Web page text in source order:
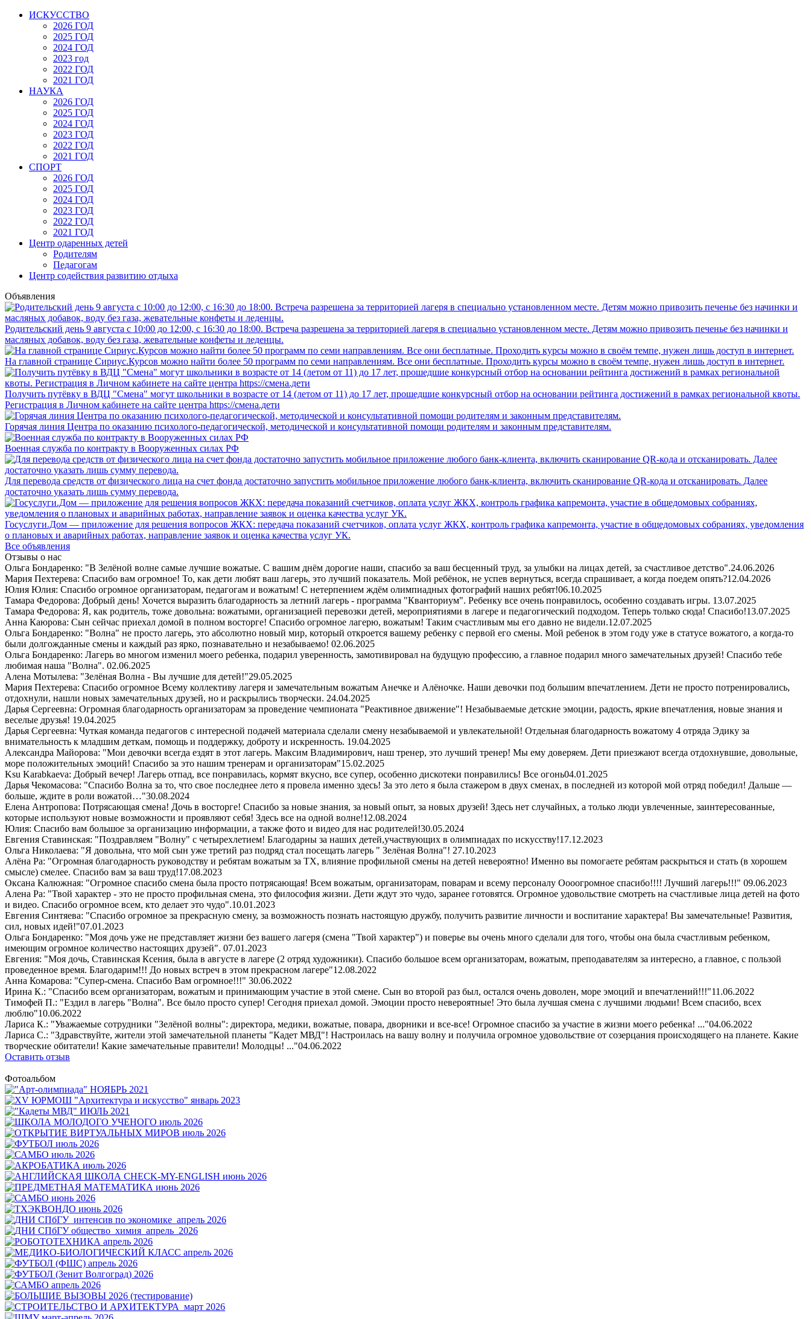
ИСКУССТВО
2026 ГОД
2025 ГОД
2024 ГОД
2023 год
2022 ГОД
2021 ГОД
НАУКА
2026 ГОД
2025 ГОД
2024 ГОД
2023 ГОД
2022 ГОД
2021 ГОД
СПОРТ
2026 ГОД
2025 ГОД
2024 ГОД
2023 ГОД
2022 ГОД
2021 ГОД
Центр одаренных детей
Родителям
Педагогам
Центр содействия развитию отдыха
Объявления
Родительский день 9 августа с 10:00 до 12:00, с 16:30 до 18:00. Встреча разрешена за территорией лагеря в специально установленном месте. Детям можно привозить печенье без начинки и
масляных добавок, воду без газа, жевательные конфеты и леденцы.
На главной странице Сириус.Курсов можно найти более 50 программ по семи направлениям. Все они бесплатные. Проходить курсы можно в своём темпе, нужен лишь доступ в интернет.
Получить путёвку в ВДЦ "Смена" могут школьники в возрасте от 14 (летом от 11) до 17 лет, прошедшие конкурсный отбор на основании рейтинга достижений в рамках региональной квоты.
Регистрация в Личном кабинете на сайте центра https://смена.дети
Горячая линия Центра по оказанию психолого-педагогической, методической и консультативной помощи родителям и законным представителям.
Военная служба по контракту в Вооруженных силах РФ
Для перевода средств от физического лица на счет фонда достаточно запустить мобильное приложение любого банк-клиента, включить сканирование QR-кода и отсканировать. Далее
достаточно указать лишь сумму перевода.
Госуслуги.Дом — приложение для решения вопросов ЖКХ: передача показаний счетчиков, оплата услуг ЖКХ, контроль графика капремонта, участие в общедомовых собраниях, уведомления
о плановых и аварийных работах, направление заявок и оценка качества услуг УК.
Все объявления
Отзывы о нас
Ольга Бондаренко: "В Зелёной волне самые лучшие вожатые. С вашим днём дорогие наши, спасибо за ваш бесценный труд, за улыбки на лицах детей, за счастливое детство".24.06.2026
Мария Пехтерева: Спасибо вам огромное! То, как дети любят ваш лагерь, это лучший показатель. Мой ребёнок, не успев вернуться, всегда спрашивает, а когда поедем опять?12.04.2026
Юлия Юлия: Спасибо огромное организаторам, педагогам и вожатым! С нетерпением ждём олимпиадных фотографий наших ребят!06.10.2025
Тамара Федорова: Добрый день! Хочется выразить благодарность за летний лагерь - программа "Кванториум". Ребенку все очень понравилось, особенно создавать игры. 13.07.2025
Тамара Федорова: Я, как родитель, тоже довольна: вожатыми, организацией перевозки детей, мероприятиями в лагере и педагогический подходом. Теперь только сюда! Спасибо!13.07.2025
Анна Каюрова: Сын сейчас приехал домой в полном восторге! Спасибо огромное лагерю, вожатым! Таким счастливым мы его давно не видели.12.07.2025
Ольга Бондаренко: "Волна" не просто лагерь, это абсолютно новый мир, который откроется вашему ребенку с первой его смены. Мой ребенок в этом году уже в статусе вожатого, а когда-то
были долгожданные смены и каждый раз ярко, познавательно и незабываемо! 02.06.2025
Ольга Бондаренко: Лагерь во многом изменил моего ребенка, подарил уверенность, замотивировал на будущую профессию, а главное подарил много замечательных друзей! Спасибо тебе
любимая наша "Волна". 02.06.2025
Алена Мотылева: "Зелёная Волна - Вы лучшие для детей!"29.05.2025
Мария Пехтерева: Спасибо огромное Всему коллективу лагеря и замечательным вожатым Анечке и Алёночке. Наши девочки под большим впечатлением. Дети не просто потренировались,
отдохнули, нашли новых замечательных друзей, но и раскрылись творчески. 24.04.2025
Дарья Сергеевна: Огромная благодарность организаторам за проведение чемпионата "Реактивное движение"! Незабываемые детские эмоции, радость, яркие впечатления, новые знания и
веселые друзья! 19.04.2025
Дарья Сергеевна: Чуткая команда педагогов с интересной подачей материала сделали смену незабываемой и увлекательной! Отдельная благодарность вожатому 4 отряда Эдику за
внимательность к младшим деткам, помощь и поддержку, доброту и искренность. 19.04.2025
Александра Майорова: "Мои девочки всегда ездят в этот лагерь. Максим Владимирович, наш тренер, это лучший тренер! Мы ему доверяем. Дети приезжают всегда отдохнувшие, довольные,
море положительных эмоций! Спасибо за это нашим тренерам и организаторам"15.02.2025
Ksu Karabkaeva: Добрый вечер! Лагерь отпад, все понравилась, кормят вкусно, все супер, особенно дискотеки понравились! Все огонь04.01.2025
Дарья Чекомасова: "Спасибо Волна за то, что свое последнее лето я провела именно здесь! За это лето я была стажером в двух сменах, в последней из которой мой отряд победил! Дальше —
больше, ждите в роли вожатой…"30.08.2024
Елена Антропова: Потрясающая смена! Дочь в восторге! Спасибо за новые знания, за новый опыт, за новых друзей! Здесь нет случайных, а только люди увлеченные, заинтересованные,
которые используют новые возможности и проявляют себя! Здесь все на одной волне!12.08.2024
Юлия: Спасибо вам большое за организацию информации, а также фото и видео для нас родителей!30.05.2024
Евгения Ставинская: "Поздравляем "Волну" с четырехлетием! Благодарны за наших детей,участвующих в олимпиадах по искусству!17.12.2023
Ольга Николаева: "Я довольна, что мой сын уже третий раз подряд стал посещать лагерь " Зелёная Волна"! 27.10.2023
Алёна Ра: "Огромная благодарность руководству и ребятам вожатым за ТХ, влияние профильной смены на детей невероятно! Именно вы помогаете ребятам раскрыться и стать (в хорошем
смысле) смелее. Спасибо вам за ваш труд!17.08.2023
Оксана Калюжная: "Огромное спасибо смена была просто потрясающая! Всем вожатым, организаторам, поварам и всему персоналу Оооогромное спасибо!!!! Лучший лагерь!!!" 09.06.2023
Алена Ра: "Твой характер - это не просто профильная смена, это философия жизни. Дети ждут это чудо, заранее готовятся. Огромное удовольствие смотреть на счастливые лица детей на фото
и видео. Спасибо огромное всем, кто делает это чудо".10.01.2023
Евгения Синтяева: "Спасибо огромное за прекрасную смену, за возможность познать настоящую дружбу, получить развитие личности и воспитание характера! Вы замечательные! Развития,
сил, новых идей!"07.01.2023
Ольга Бондаренко: "Моя дочь уже не представляет жизни без вашего лагеря (смена "Твой характер") и поверье вы очень много сделали для того, чтобы она была счастливым ребенком,
имеющим огромное количество настоящих друзей". 07.01.2023
Евгения: "Моя дочь, Ставинская Ксения, была в августе в лагере (2 отряд художники). Спасибо большое всем организаторам, вожатым, преподавателям за интересно, а главное, с пользой
проведенное время. Благодарим!!! До новых встреч в этом прекрасном лагере"12.08.2022
Анна Комарова: "Супер-смена. Спасибо Вам огромное!!!" 30.06.2022
Ирина К.: "Спасибо всем организаторам, вожатым и принимающим участие в этой смене. Сын во второй раз был, остался очень доволен, море эмоций и впечатлений!!!"11.06.2022
Тимофей П.: "Ездил в лагерь "Волна". Все было просто супер! Сегодня приехал домой. Эмоции просто невероятные! Это была лучшая смена с лучшими людьми! Всем спасибо, всех
люблю"10.06.2022
Лариса К.: "Уважаемые сотрудники "Зелёной волны": директора, медики, вожатые, повара, дворники и все-все! Огромное спасибо за участие в жизни моего ребенка! ..."04.06.2022
Лариса С.: "Здравствуйте, жители этой замечательной планеты "Кадет МВД"! Настроилась на вашу волну и получила огромное удовольствие от созерцания происходящего на планете. Какие
творческие обитатели! Какие замечательные правители! Молодцы! ..."04.06.2022
Оставить отзыв
Фотоальбом